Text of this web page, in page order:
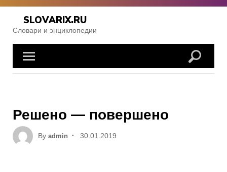
Skip
content
SLOVARIX.RU
Словари и энциклопедии
Решено — повершено
By admin
Posted
30.01.2019